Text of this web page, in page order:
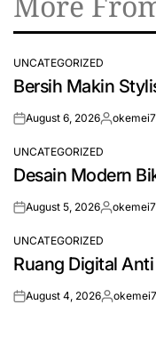
POSTED
IN
UNCATEGORIZED
Bersih Makin
onAugust 6, 2026Posted
POSTED
IN
UNCATEGORIZED
Desain Modern
onAugust 5, 2026Posted
POSTED
IN
UNCATEGORIZED
Ruang Digital
onAugust 4, 2026Posted